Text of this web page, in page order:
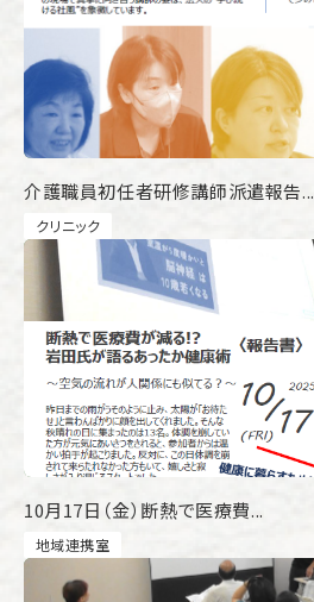
介護職員初任者研修講師派遣報告...
クリニック
10月17日（金）断熱で医療費...
地域連携室